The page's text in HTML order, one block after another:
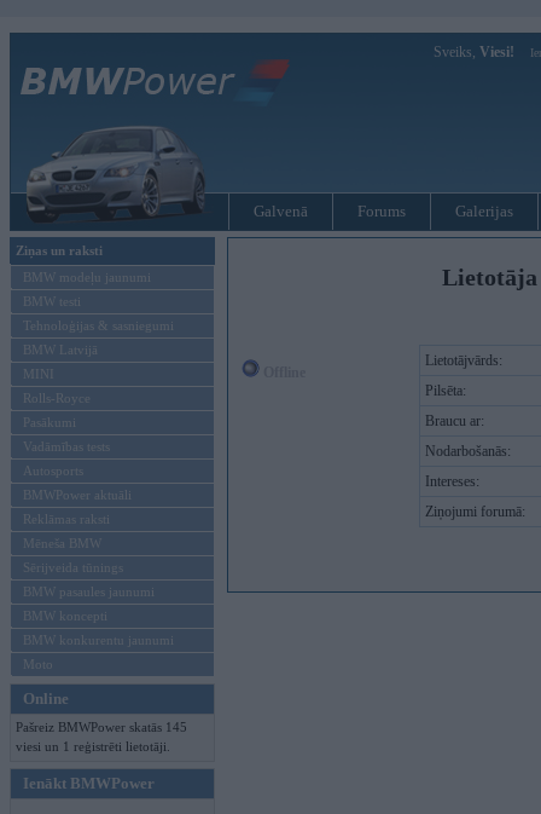
Sveiks, Viesi!
Galvenā Forums Galerijas
Ziņas un raksti
BMW modeļu jaunumi
BMW testi
Tehnoloģijas & sasniegumi
BMW Latvijā
MINI
Rolls-Royce
Pasākumi
Vadāmības tests
Autosports
BMWPower aktuāli
Reklāmas raksti
Mēneša BMW
Sērijveida tūnings
BMW pasaules jaunumi
BMW koncepti
BMW konkurentu jaunumi
Moto
Online
Pašreiz BMWPower skatās 145
viesi un 1 reģistrēti lietotāji.
Ienākt BMWPower
Lietotājvārds:
Pilsēta:
Braucu ar:
Nodarbošanās:
Intereses:
Ziņojumi forumā: